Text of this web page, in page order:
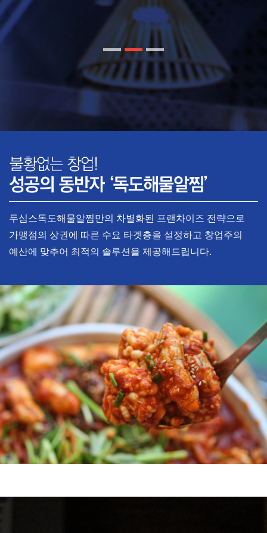
두심스독도해물알찜만의 차별화된 프랜차이즈 전략으로
가맹점의 상권에 따른 수요 타겟층을 설정하고 창업주의
예산에 맞추어 최적의 솔루션을 제공해드립니다.